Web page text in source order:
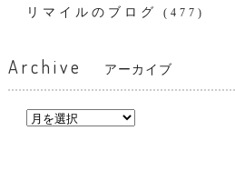
リマイルのブログ (477)
Archive アーカイブ